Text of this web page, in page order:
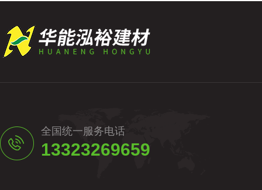
全国统一服务电话
13323269659